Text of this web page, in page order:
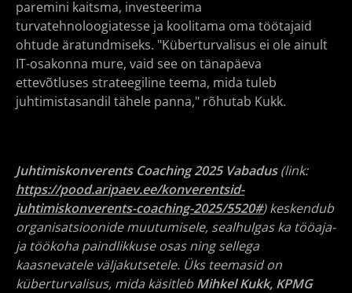
paremini kaitsma, investeerima
turvatehnoloogiatesse ja koolitama oma töötajaid
ohtude äratundmiseks. "Küberturvalisus ei ole ainult
IT-osakonna mure, vaid see on tänapäeva
ettevõtluses strateegiline teema, mida tuleb
juhtimistasandil tähele panna," rõhutab Kukk.
Juhtimiskonverents Coaching 2025 Vabadus(link:
https://pood.aripaev.ee/konverentsid-
juhtimiskonverents-coaching-2025/5520#) keskendub
organisatsioonide muutumisele, sealhulgas ka tööaja-
ja töökoha paindlikkuse osas ning sellega
kaasnevatele väljakutsetele. Üks teemasid on
küberturvalisus, mida käsitlebMihkel Kukk, KPMG